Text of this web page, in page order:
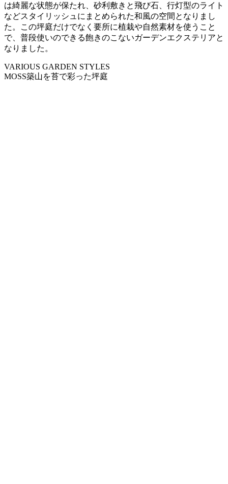
は綺麗な状態が保たれ、砂利敷きと飛び石、行灯型のライト
などスタイリッシュにまとめられた和風の空間となりまし
た。この坪庭だけでなく要所に植栽や自然素材を使うこと
で、普段使いのできる飽きのこないガーデンエクステリアと
なりました。
VARIOUS GARDEN STYLES
MOSS築山を苔で彩った坪庭